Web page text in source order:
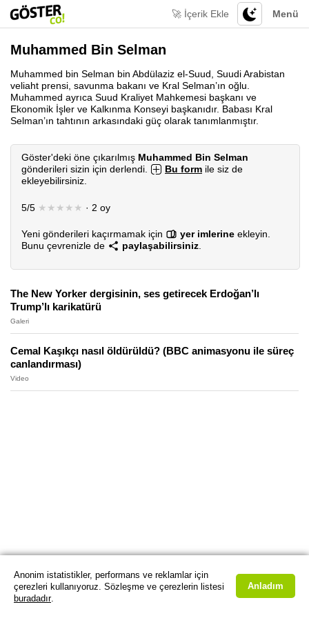
Menü
🚀 İçerik Ekle
Muhammed Bin Selman
Muhammed bin Selman bin Abdülaziz el-Suud, Suudi Arabistan
veliaht prensi, savunma bakanı ve Kral Selman’ın oğlu.
Muhammed ayrıca Suud Kraliyet Mahkemesi başkanı ve
Ekonomik İşler ve Kalkınma Konseyi başkanıdır. Babası Kral
Selman’ın tahtının arkasındaki güç olarak tanımlanmıştır.
Göster'deki öne çıkarılmış Muhammed Bin Selman
gönderileri sizin için derlendi.
Bu form ile siz de
ekleyebilirsiniz.
5/5 ★★★★★ · 2 oy
Yeni gönderileri kaçırmamak için yer imlerine ekleyin.
Bunu çevrenizle de
paylaşabilirsiniz
The New Yorker dergisinin, ses getirecek Erdoğan’lı
Trump’lı karikatürü
Galeri
Cemal Kaşıkçı nasıl öldürüldü? (BBC animasyonu ile süreç
canlandırması)
Video
Anonim istatistikler, performans ve reklamlar için
çerezleri kullanıyoruz. Sözleşme ve çerezlerin listesi
buradadır.
Anladım